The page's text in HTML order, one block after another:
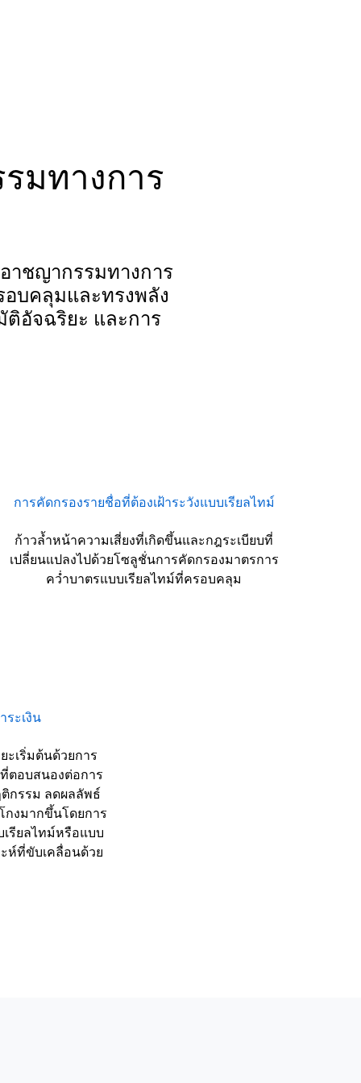
มทางการ
าชญากรรมทางการ
บคลุมและทรงพลัง
ติอัจฉริยะ และการ
การคัดกรองรายชื่อที่ต้องเฝ้าระวังแบบเรียลไทม์
ก้าวล้ำหน้าความเสี่ยงที่เกิดขึ้นและกฎระเบียบที่
เปลี่ยนแปลงไปด้วยโซลูชั่นการคัดกรองมาตรการ
คว่ำบาตรแบบเรียลไทม์ที่ครอบคลุม
ระเงิน
ะเริ่มต้นด้วยการ
ตอบสนองต่อการ
กรรม ลดผลลัพธ์
กงมากขึ้นโดยการ
รียลไทม์หรือแบบ
ห์ที่ขับเคลื่อนด้วย